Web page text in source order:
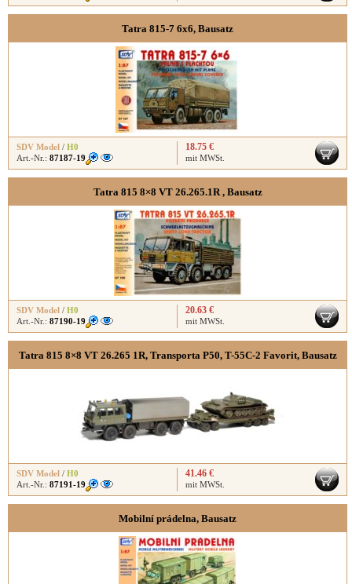
Tatra 815-7 6x6, Bausatz
SDV Model / H0
Art.-Nr.: 87187-19
18.75 €
mit MWSt.
Tatra 815 8×8 VT 26.265.1R , Bausatz
SDV Model / H0
Art.-Nr.: 87190-19
20.63 €
mit MWSt.
Tatra 815 8×8 VT 26.265 1R, Transporta P50, T-55C-2 Favorit, Bausatz
SDV Model / H0
Art.-Nr.: 87191-19
41.46 €
mit MWSt.
Mobilní prádelna, Bausatz